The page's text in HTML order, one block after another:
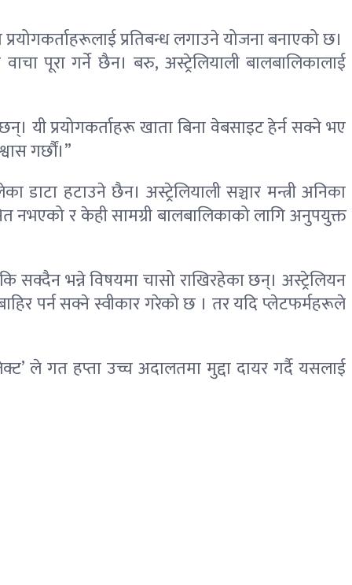
प्रतिबन्ध लगाउने योजना बनाएको छ।
पूरा गर्ने छैन। बरु, अस्ट्रेलियाली बालबालिकालाई
यी प्रयोगकर्ताहरू खाता बिना वेबसाइट हेर्न सक्ने भए
गर्छौं।”
हटाउने छैन। अस्ट्रेलियाली सञ्चार मन्त्री अनिका
र केही सामग्री बालबालिकाको लागि अनुपयुक्त
भन्ने विषयमा चासो राखिरहेका छन्। अस्ट्रेलियन
पर्न सक्ने स्वीकार गरेको छ । तर यदि प्लेटफर्महरूले
ले गत हप्ता उच्च अदालतमा मुद्दा दायर गर्दै यसलाई